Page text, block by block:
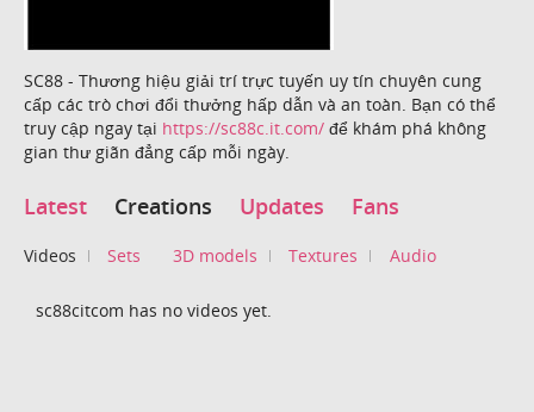
SC88 - Thương hiệu giải trí trực tuyến uy tín chuyên cung
cấp các trò chơi đổi thưởng hấp dẫn và an toàn. Bạn có thể
truy cập ngay tại https://sc88c.it.com/ để khám phá không
gian thư giãn đẳng cấp mỗi ngày.
Latest Creations Updates Fans
Videos Sets 3D models Textures Audio
sc88citcom has no videos yet.